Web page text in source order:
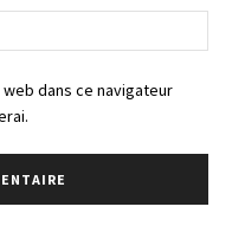
:
dans ce navigateur